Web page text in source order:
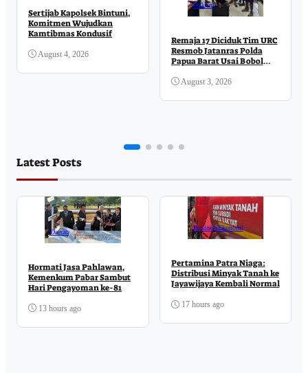
Sertijab Kapolsek Bintuni,
Komitmen Wujudkan
Kamtibmas Kondusif
August 4, 2026
Hukrim
Remaja 17 Diciduk Tim URC
Resmob Jatanras Polda
Papua Barat Usai Bobol
August 3, 2026
Latest Posts
Daerah
Hormati Jasa Pahlawan,
Kemenkum Pabar Sambut
Hari Pengayoman ke-81
13 hours ago
BusinessEkonomi
Pertamina Patra Niaga:
Distribusi Minyak Tanah ke
Jayawijaya Kembali Normal
17 hours ago